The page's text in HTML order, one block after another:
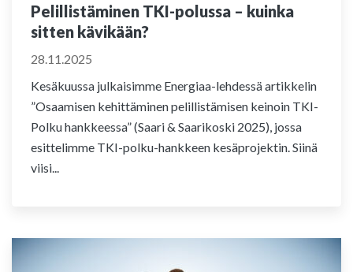
Pelillistäminen TKI-polussa – kuinka
sitten kävikään?
28.11.2025
Kesäkuussa julkaisimme Energiaa-lehdessä artikkelin
”Osaamisen kehittäminen pelillistämisen keinoin TKI-
Polku hankkeessa” (Saari & Saarikoski 2025), jossa
esittelimme TKI-polku-hankkeen kesäprojektin. Siinä
viisi...